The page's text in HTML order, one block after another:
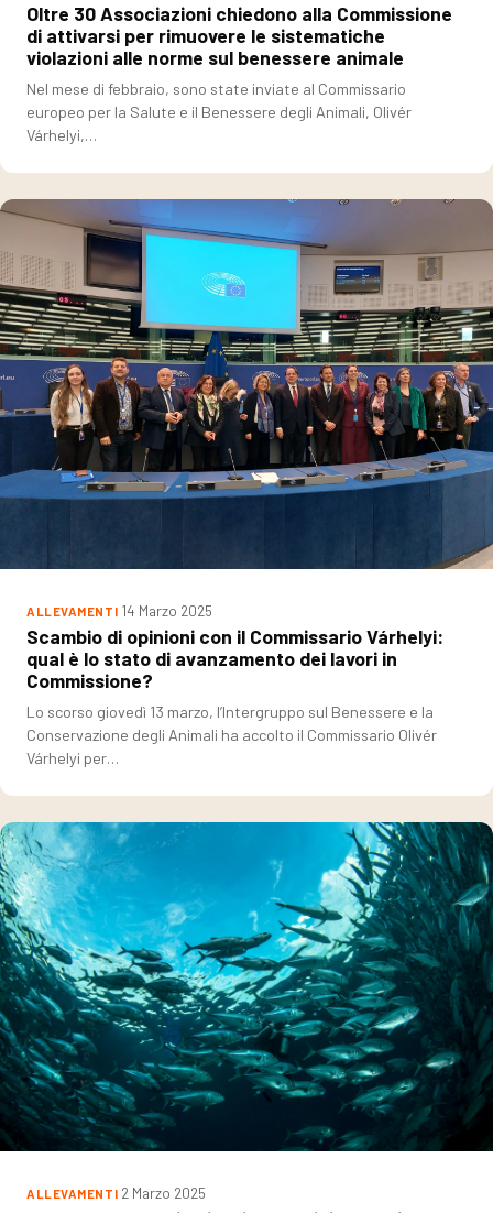
Oltre 30 Associazioni chiedono alla Commissione
di attivarsi per rimuovere le sistematiche
violazioni alle norme sul benessere animale
Nel mese di febbraio, sono state inviate al Commissario
europeo per la Salute e il Benessere degli Animali, Olivér
Várhelyi,…
ALLEVAMENTI 14 Marzo 2025
Scambio di opinioni con il Commissario Várhelyi:
qual è lo stato di avanzamento dei lavori in
Commissione?
Lo scorso giovedì 13 marzo, l’Intergruppo sul Benessere e la
Conservazione degli Animali ha accolto il Commissario Olivér
Várhelyi per…
ALLEVAMENTI 2 Marzo 2025